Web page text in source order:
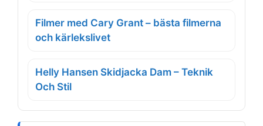
Filmer med Cary Grant – bästa filmerna
och kärlekslivet
Helly Hansen Skidjacka Dam – Teknik
Och Stil